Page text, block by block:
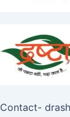
Contact-